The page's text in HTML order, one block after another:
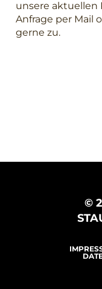
unsere aktuellen
Anfrage per Mail
gerne zu.
©